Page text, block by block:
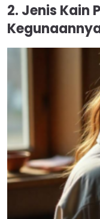
2. Jenis Kain